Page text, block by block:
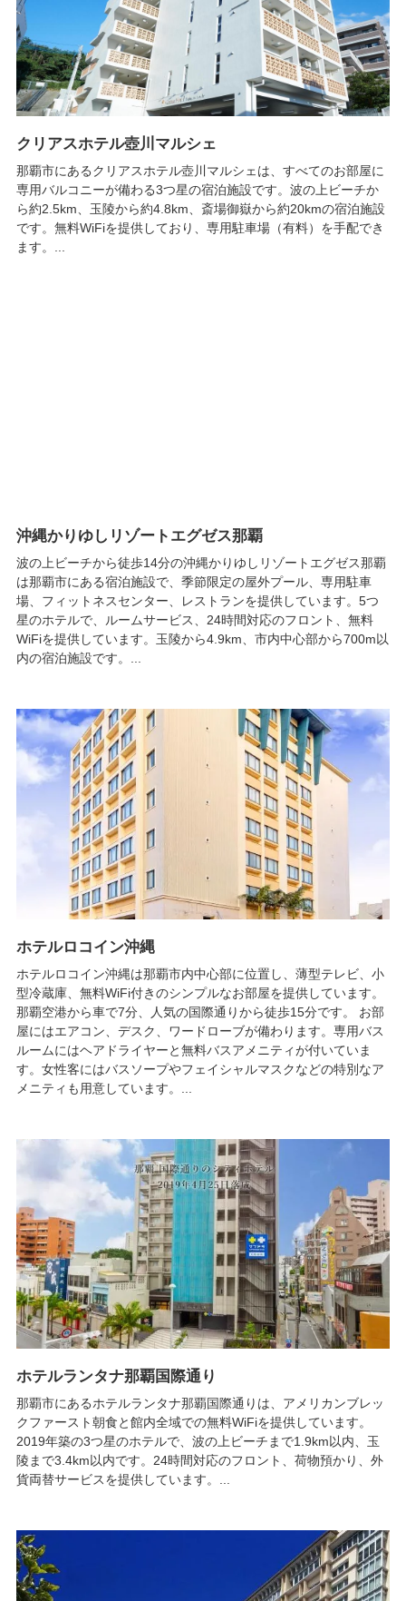
クリアスホテル壺川マルシェ
那覇市にあるクリアスホテル壺川マルシェは、すべてのお部屋に
専用バルコニーが備わる3つ星の宿泊施設です。波の上ビーチか
ら約2.5km、玉陵から約4.8km、斎場御嶽から約20kmの宿泊施設
です。無料WiFiを提供しており、専用駐車場（有料）を手配でき
ます。...
沖縄かりゆしリゾートエグゼス那覇
波の上ビーチから徒歩14分の沖縄かりゆしリゾートエグゼス那覇
は那覇市にある宿泊施設で、季節限定の屋外プール、専用駐車
場、フィットネスセンター、レストランを提供しています。5つ
星のホテルで、ルームサービス、24時間対応のフロント、無料
WiFiを提供しています。玉陵から4.9km、市内中心部から700m以
内の宿泊施設です。...
ホテルロコイン沖縄
ホテルロコイン沖縄は那覇市内中心部に位置し、薄型テレビ、小
型冷蔵庫、無料WiFi付きのシンプルなお部屋を提供しています。
那覇空港から車で7分、人気の国際通りから徒歩15分です。 お部
屋にはエアコン、デスク、ワードローブが備わります。専用バス
ルームにはヘアドライヤーと無料バスアメニティが付いていま
す。女性客にはバスソープやフェイシャルマスクなどの特別なア
メニティも用意しています。...
ホテルランタナ那覇国際通り
那覇市にあるホテルランタナ那覇国際通りは、アメリカンブレッ
クファースト朝食と館内全域での無料WiFiを提供しています。
2019年築の3つ星のホテルで、波の上ビーチまで1.9km以内、玉
陵まで3.4km以内です。24時間対応のフロント、荷物預かり、外
貨両替サービスを提供しています。...